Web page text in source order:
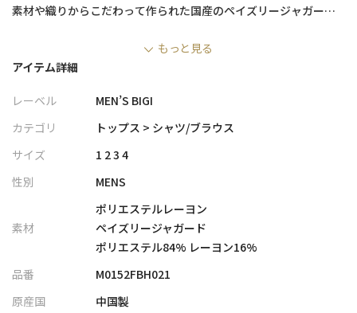
素材や織りからこだわって作られた国産のペイズリージャガード
ポリエステルとレーヨンをブレンドした生地は、薄手で軽く、と
ろみのあるしなやかな肌触りが魅力です。
使用。織りで自然な陰影を作り出しており、奥行きのあるペイズ
リー柄が華やかでクラシカルなムードを演出します。
光沢感のある生地は、光の当たり具合によって微妙に表情を変化
させ、大人の洗練されたスタイルにアクセントを加えてくれま
【シルエット】
細身のラインでスッキリと見せつつも、程よいリラックス感を備
もっと見る
アイテム詳細
レーベル
MEN’S BIGI
カテゴリ
トップス > シャツ/ブラウス
サイズ
1 2 3 4
性別
MENS
素材
ポリエステルレーヨン
ペイズリージャガード
ポリエステル84% レーヨン16%
品番
M0152FBH021
原産国
中国製